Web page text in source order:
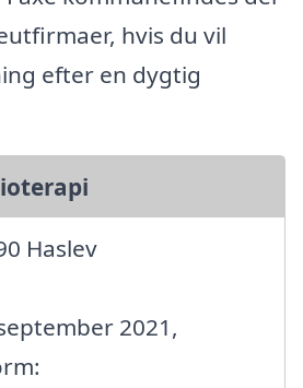
hvis du vil
efter en dygtig
Haslev
2021,